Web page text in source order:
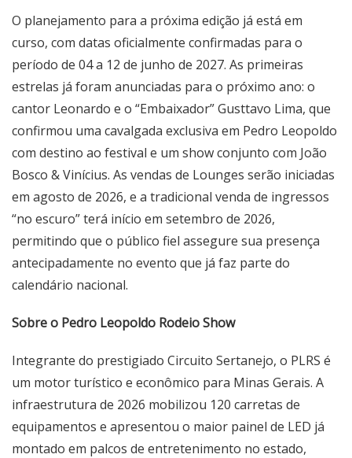
O planejamento para a próxima edição já está em
curso, com datas oficialmente confirmadas para o
período de 04 a 12 de junho de 2027. As primeiras
estrelas já foram anunciadas para o próximo ano: o
cantor Leonardo e o “Embaixador” Gusttavo Lima, que
confirmou uma cavalgada exclusiva em Pedro Leopoldo
com destino ao festival e um show conjunto com João
Bosco & Vinícius. As vendas de Lounges serão iniciadas
em agosto de 2026, e a tradicional venda de ingressos
“no escuro” terá início em setembro de 2026,
permitindo que o público fiel assegure sua presença
antecipadamente no evento que já faz parte do
calendário nacional.
Sobre o Pedro Leopoldo Rodeio Show
Integrante do prestigiado Circuito Sertanejo, o PLRS é
um motor turístico e econômico para Minas Gerais. A
infraestrutura de 2026 mobilizou 120 carretas de
equipamentos e apresentou o maior painel de LED já
montado em palcos de entretenimento no estado,